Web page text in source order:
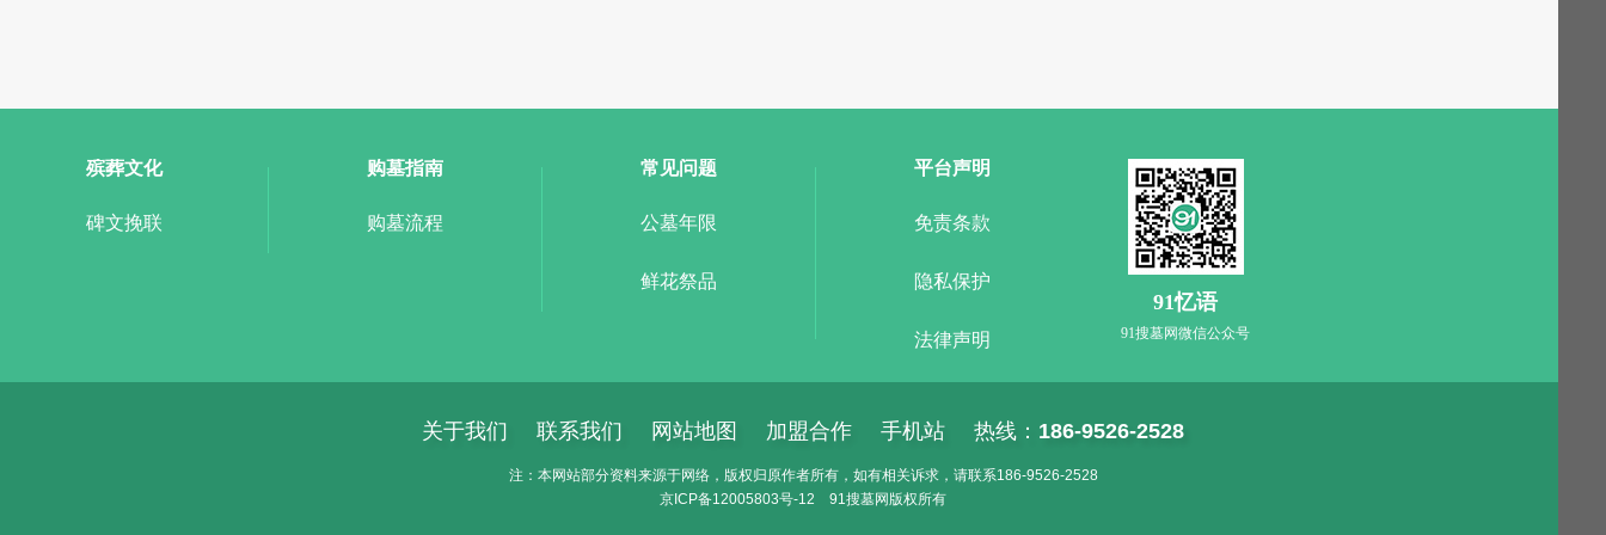
殡葬文化
碑文挽联
购墓指南
购墓流程
常见问题
公墓年限
鲜花祭品
平台声明
免责条款
隐私保护
法律声明
91忆语
91搜墓网微信公众号
关于我们 联系我们 网站地图 加盟合作 手机站 热线： 186-9526-2528
注：本网站部分资料来源于网络，版权归原作者所有，如有相关诉求，请联系186-9526-2528
京ICP备12005803号-12 91搜墓网 版权所有